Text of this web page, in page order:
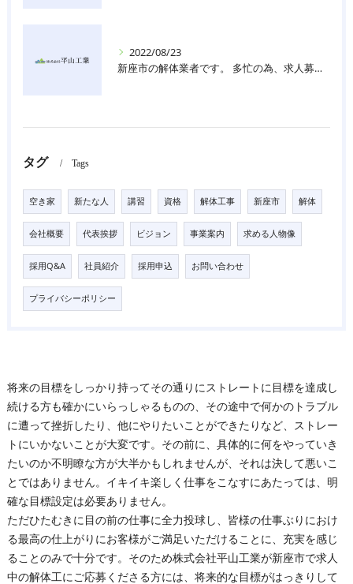
2022/08/23
新座市の解体業者です。 多忙の為、求人募集しています。
タグ Tags
空き家 新たな人 講習 資格 解体工事 新座市 解体
会社概要 代表挨拶 ビジョン 事業案内 求める人物像
採用Q&A 社員紹介 採用申込 お問い合わせ
プライバシーポリシー
将来の目標をしっかり持ってその通りにストレートに目標を達成し
続ける方も確かにいらっしゃるものの、その途中で何かのトラブル
に遭って挫折したり、他にやりたいことができたりなど、ストレー
トにいかないことが大変です。その前に、具体的に何をやっていき
たいのか不明瞭な方が大半かもしれませんが、それは決して悪いこ
とではありません。イキイキ楽しく仕事をこなすにあたっては、明
確な目標設定は必要ありません。
ただひたむきに目の前の仕事に全力投球し、皆様の仕事ぶりにおけ
る最高の仕上がりにお客様がご満足いただけることに、充実を感じ
ることのみで十分です。そのため株式会社平山工業が新座市で求人
中の解体工にご応募くださる方には、将来的な目標がはっきりして